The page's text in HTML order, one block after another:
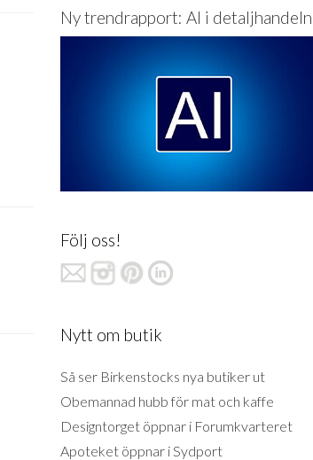
Ny trendrapport: AI i detaljhandeln
Följ oss!
Nytt om butik
Så ser Birkenstocks nya butiker ut
Obemannad hubb för mat och kaffe
Designtorget öppnar i Forumkvarteret
Apoteket öppnar i Sydport